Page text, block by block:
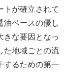
トが確立されて
油ベースの優し
きな要因となっ
た地域ごとの流
するための第一